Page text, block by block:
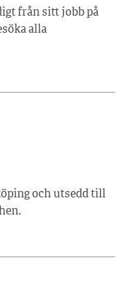
från sitt jobb på
alla
och utsedd till